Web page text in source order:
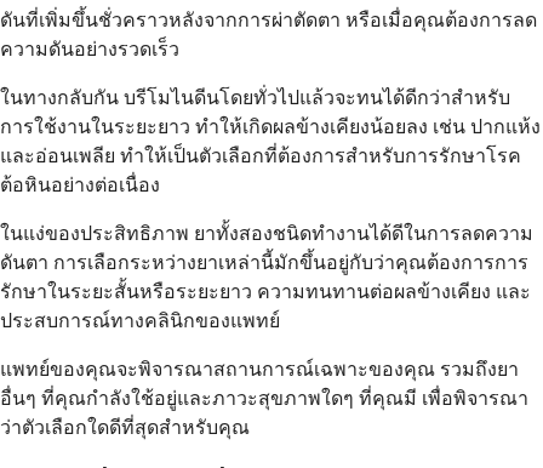
ดันที่เพิ่มขึ้นชั่วคราวหลังจากการผ่าตัดตา หรือเมื่อคุณต้องการลด
ความดันอย่างรวดเร็ว
ในทางกลับกัน บรีโมไนดีนโดยทั่วไปแล้วจะทนได้ดีกว่าสำหรับ
การใช้งานในระยะยาว ทำให้เกิดผลข้างเคียงน้อยลง เช่น ปากแห้ง
และอ่อนเพลีย ทำให้เป็นตัวเลือกที่ต้องการสำหรับการรักษาโรค
ต้อหินอย่างต่อเนื่อง
ในแง่ของประสิทธิภาพ ยาทั้งสองชนิดทำงานได้ดีในการลดความ
ดันตา การเลือกระหว่างยาเหล่านี้มักขึ้นอยู่กับว่าคุณต้องการการ
รักษาในระยะสั้นหรือระยะยาว ความทนทานต่อผลข้างเคียง และ
ประสบการณ์ทางคลินิกของแพทย์
แพทย์ของคุณจะพิจารณาสถานการณ์เฉพาะของคุณ รวมถึงยา
อื่นๆ ที่คุณกำลังใช้อยู่และภาวะสุขภาพใดๆ ที่คุณมี เพื่อพิจารณา
ว่าตัวเลือกใดดีที่สุดสำหรับคุณ